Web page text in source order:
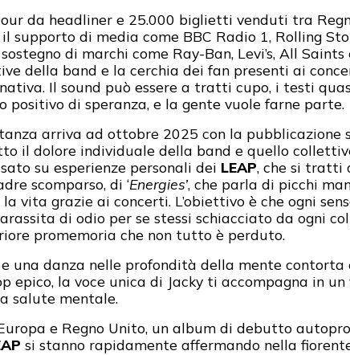
da headliner e 25.000 biglietti venduti tra
supporto di media come BBC Radio 1, Rolling
di marchi come Ray-Ban, Levi’s, All Saints
della band e la cerchia dei fan presenti ai
Il sound può essere a tratti cupo, i testi
positivo di speranza, e la gente vuole farne parte.
arriva ad ottobre 2025 con la pubblicazione
il dolore individuale della band e quello
su esperienze personali dei LEAP, che si tratti
scomparso, di ‘Energies’, che parla di picchi
vita grazie ai concerti. L’obiettivo è che ogni
di odio per se stessi schiacciato da ogni
promemoria che non tutto è perduto.
una danza nelle profondità della mente contorta
epico, la voce unica di Jacky ti accompagna in
salute mentale.
e Regno Unito, un album di debutto
si stanno rapidamente affermando nella